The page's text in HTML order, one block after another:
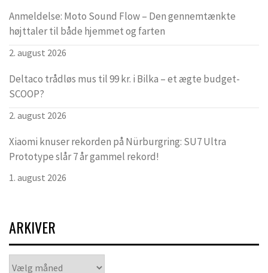
Anmeldelse: Moto Sound Flow – Den gennemtænkte
højttaler til både hjemmet og farten
2. august 2026
Deltaco trådløs mus til 99 kr. i Bilka – et ægte budget-
SCOOP?
2. august 2026
Xiaomi knuser rekorden på Nürburgring: SU7 Ultra
Prototype slår 7 år gammel rekord!
1. august 2026
ARKIVER